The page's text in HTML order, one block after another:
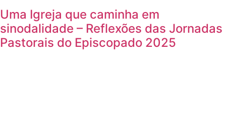
Uma Igreja que caminha em
sinodalidade – Reflexões das Jornadas
Pastorais do Episcopado 2025